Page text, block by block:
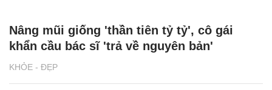
KHỎE - ĐẸP
Nâng mũi giống 'thần tiên tỷ tỷ', cô gái
khẩn cầu bác sĩ 'trả về nguyên bản'